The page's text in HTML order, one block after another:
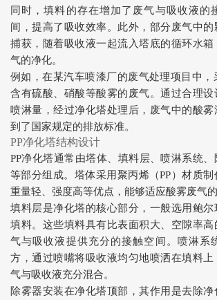
同时，填料的存在增加了废气与吸收液的
间，提高了吸收效率。此外，部分废气中
捕获，随着吸收液一起流入塔底的循环水箱
气的净化。
例如，在某汽车喷漆厂的废气处理项目中，
含有硫酸、硝酸等酸雾的废气。通过合理设
喷淋量，经过净化塔处理后，废气中的酸
到了国家规定的排放标准。
PP净化塔结构设计
PP净化塔通常由塔体、填料层、喷淋系统
等部分组成。塔体采用聚丙烯（PP）材质制
重量轻、强度高等优点，能够适应酸雾废气的
填料层是净化塔的核心部分，一般选用鲍尔
填料。这些填料具有比表面积大、空隙率高
气与吸收液提供充分的接触空间。喷淋系
方，通过喷嘴将吸收液均匀地喷洒在填料上
气与吸收液充分混合。
除雾器安装在净化塔顶部，其作用是去除